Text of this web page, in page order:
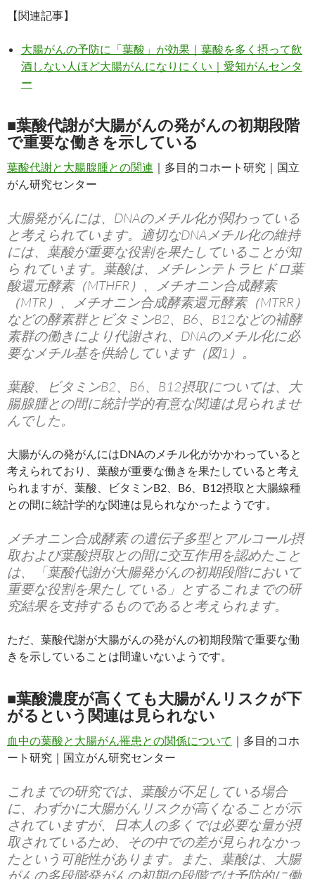
【関連記事】
大腸がんの予防に「葉酸」が効果｜葉酸を多く摂って飲
酒しない人ほど大腸がんになりにくい｜愛知がんセンタ
ー
■葉酸代謝が大腸がんの発がんの初期段階
で重要な働きを示している
葉酸代謝と大腸腺腫との関連 ｜多目的コホート研究｜国立
がん研究センター
大腸発がんには、DNAのメチル化が関わっている
と考えられています。適切なDNAメチル化の維持
には、葉酸が重要な役割を果たしていることが知
ら れています。葉酸は、メチレンテトラヒドロ葉
酸還元酵素（MTHFR）、メチオニン合成酵素
（MTR）、メチオニン合成酵素還元酵素（MTRR）
などの酵素群とビタミンB2、B6、B12などの補酵
素群の働きにより代謝され、DNAのメチル化に必
要なメチル基を供給しています（図1）。
葉酸、ビタミンB2、B6、B12摂取については、大
腸腺腫との間に統計学的有意な関連は見られませ
んでした。
大腸がんの発がんにはDNAのメチル化がかかわっていると
考えられており、葉酸が重要な働きを果たしていると考え
られますが、葉酸、ビタミンB2、B6、B12摂取と大腸線種
との間に統計学的な関連は見られなかったようです。
メチオニン合成酵素 の遺伝子多型とアルコール摂
取および葉酸摂取との間に交互作用を認めたこと
は、「葉酸代謝が大腸発がんの初期段階において
重要な役割を果たしている」とするこれまでの研
究結果を支持するものであると考えられます。
ただ、葉酸代謝が大腸がんの発がんの初期段階で重要な働
きを示していることは間違いないようです。
■葉酸濃度が高くても大腸がんリスクが下
がるという関連は見られない
血中の葉酸と大腸がん罹患との関係について ｜多目的コホ
ート研究｜国立がん研究センター
これまでの研究では、葉酸が不足している場合
に、わずかに大腸がんリスクが高くなることが示
されていますが、日本人の多くでは必要な量が摂
取されているため、その中での差が見られなかっ
たという可能性があります。また、葉酸は、大腸
がんの多段階発がんの初期の段階では予防的に働